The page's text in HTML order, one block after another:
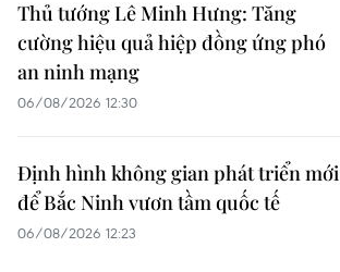
Thủ tướng Lê Minh Hưng: Tăng
cường hiệu quả hiệp đồng ứng phó
an ninh mạng
06/08/2026 12:30
Định hình không gian phát triển mới
để Bắc Ninh vươn tầm quốc tế
06/08/2026 12:23